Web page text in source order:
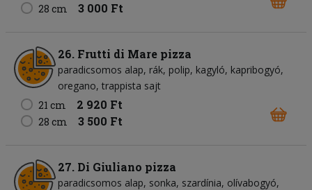
28 cm 3 000 Ft
26. Frutti di Mare pizza
paradicsomos alap rák polip kagyló kapribogyó
oregano trappista sajt
21 cm
2 920 Ft
28 cm 3 500 Ft
27. Di Giuliano pizza
paradicsomos alap sonka szardínia olívabogyó